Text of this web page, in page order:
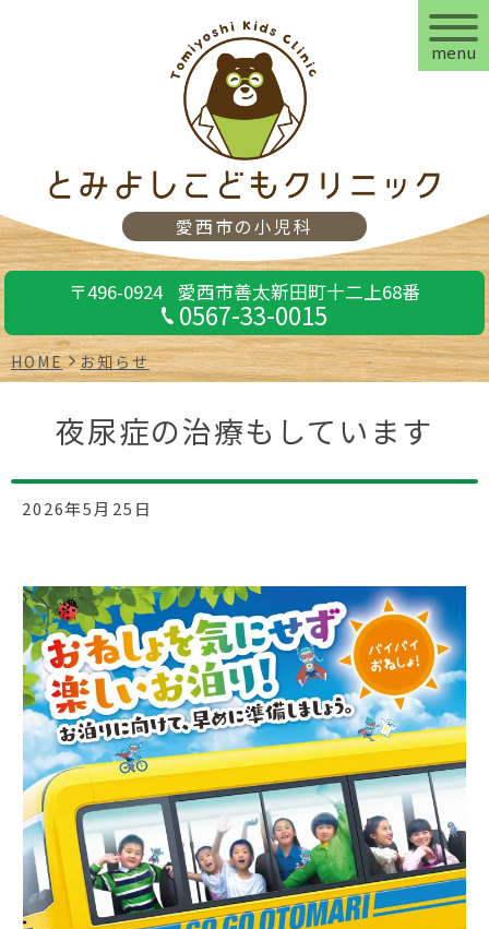
愛西市の小児科
〒496-0924 愛西市善太新田町十二上68番
0567-33-0015
menu
HOME お知らせ
夜尿症の治療もしています
2026年5月25日